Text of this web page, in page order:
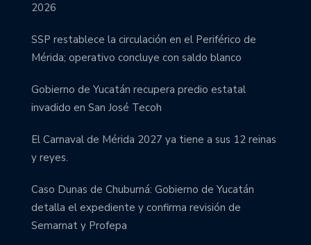
2026
SSP restablece la circulación en el Periférico de
Mérida; operativo concluye con saldo blanco
Gobierno de Yucatán recupera predio estatal
invadido en San José Tecoh
El Carnaval de Mérida 2027 ya tiene a sus 12 reinas
y reyes.
Caso Dunas de Chuburná: Gobierno de Yucatán
detalla el expediente y confirma revisión de
Semarnat y Profepa